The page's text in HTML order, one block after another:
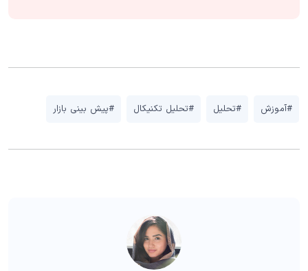
#آموزش #تحلیل #تحلیل تکنیکال #پیش بینی بازار